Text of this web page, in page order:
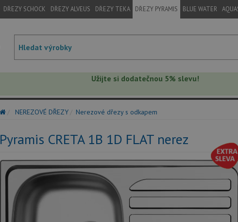
DŘEZY SCHOCK DŘEZY ALVEUS DŘEZY TEKA DŘEZY PYRAMIS BLUE WATER
Užijte si dodatečnou 5% slevu!
NEREZOVÉ DŘEZY Nerezové dřezy s odkapem
Pyramis CRETA 1B 1D FLAT nerez